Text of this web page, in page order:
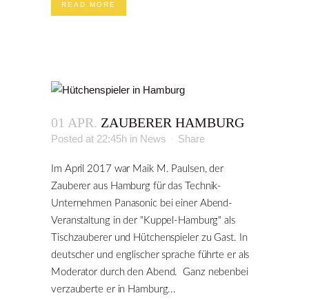
READ MORE
01 APR. ZAUBERER HAMBURG
Posted at 22:45h in News Share
Im April 2017 war Maik M. Paulsen, der
Zauberer aus Hamburg für das Technik-
Unternehmen Panasonic bei einer Abend-
Veranstaltung in der "Kuppel-Hamburg" als
Tischzauberer und Hütchenspieler zu Gast. In
deutscher und englischer sprache führte er als
Moderator durch den Abend. Ganz nebenbei
verzauberte er in Hamburg...